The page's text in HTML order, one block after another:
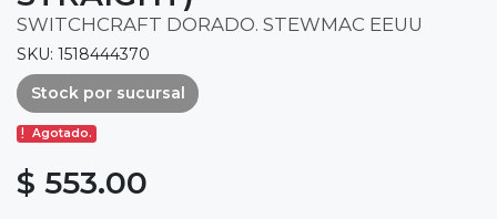
SWITCHCRAFT DORADO. STEWMAC EEUU
SKU: 1518444370
Stock por sucursal
Agotado.
$ 553.00